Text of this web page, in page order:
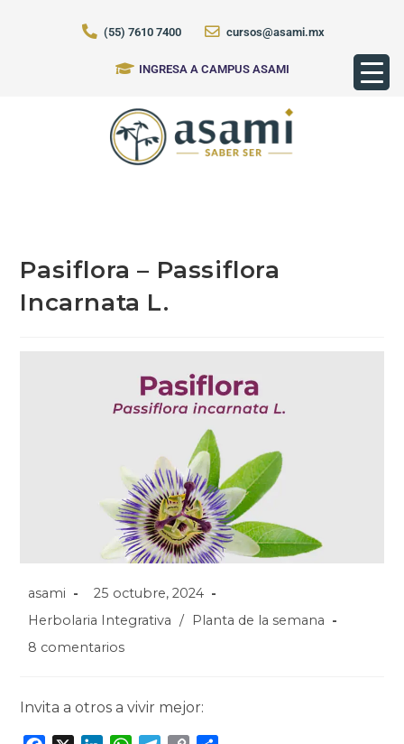
(55) 7610 7400 cursos@asami.mx
INGRESA A CAMPUS ASAMI
Pasiflora – Passiflora
Incarnata L.
asami
25 octubre, 2024
Herbolaria Integrativa / Planta de la semana
8 comentarios
Invita a otros a vivir mejor: